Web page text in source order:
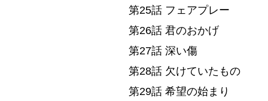
第25話 フェアプレー
第26話 君のおかげ
第27話 深い傷
第28話 欠けていたもの
第29話 希望の始まり